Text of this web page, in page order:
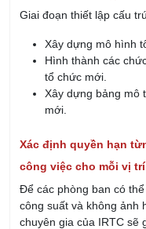
Giai đoạn thiết lập cấu
Xây dựng mô hình
Hình thành các
tổ chức mới.
Xây dựng bảng mô
mới.
Xác định quyền hạn
công việc cho mỗi vị trí
Để các phòng ban có
công suất và không ảnh
chuyên gia của IRTC sẽ